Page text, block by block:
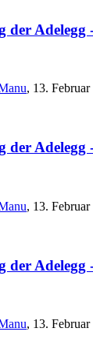
der
, 13.
der
, 13.
der
, 13.